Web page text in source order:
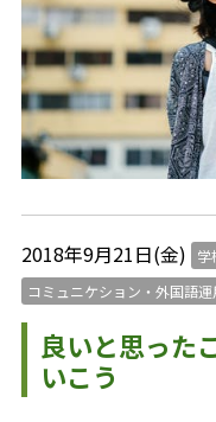
2018年9月21日(金)
学
コミュニケション・外国語運
良いと思った
いこう